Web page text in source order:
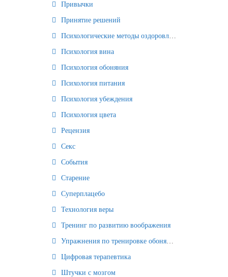
Привычки
Принятие решений
Психологические методы оздоровления и омоложения
Психология вина
Психология обоняния
Психология питания
Психология убеждения
Психология цвета
Рецензия
Секс
События
Старение
Суперплацебо
Технология веры
Тренинг по развитию воображения
Упражнения по тренировке обоняния
Цифровая терапевтика
Штучки с мозгом